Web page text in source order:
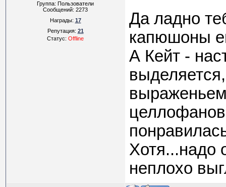
Группа: Пользователи
Сообщений:2273
Награды:17
Репутация:21
Статус:Offline
Да ладно
капюшоны
А Кейт -
Хотя...надо
неплохо